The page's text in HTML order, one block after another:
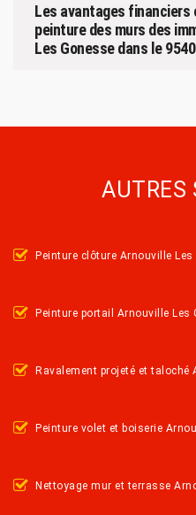
Les avantages financiers
peinture des murs des
Les Gonesse dans le
AUTRES
Peinture clôture Arnouville
Peinture portail Arnouville Les
Ravalement projeté et taloché
Peinture volet et boiserie
Nettoyage mur et terrasse